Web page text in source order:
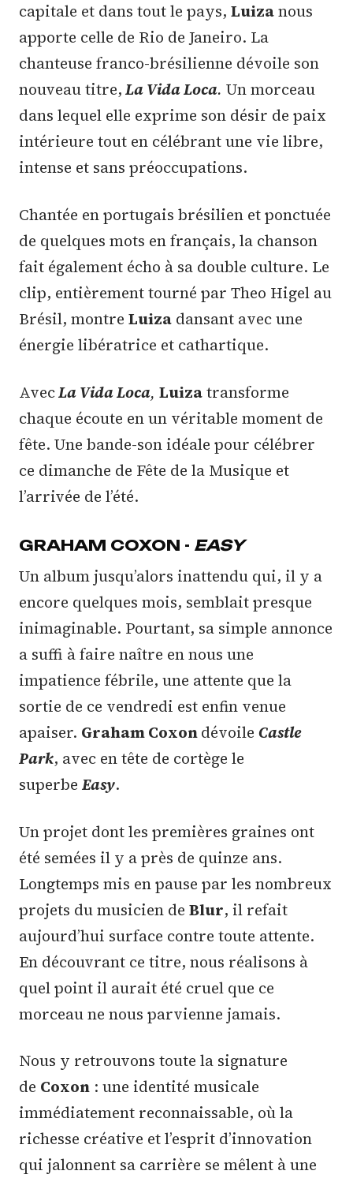
capitale et dans tout le pays, Luizanous
apporte celle de Rio de Janeiro. La
chanteuse franco-brésilienne dévoile son
nouveau titre,La Vida Loca. Un morceau
dans lequel elle exprime son désir de paix
intérieure tout en célébrant une vie libre,
intense et sans préoccupations.
Chantée en portugais brésilien et ponctuée
de quelques mots en français, la chanson
fait également écho à sa double culture. Le
clip, entièrement tourné par Theo Higel au
Brésil, montre Luiza dansant avec une
énergie libératrice et cathartique.
AvecLa Vida Loca, Luizatransforme
chaque écoute en un véritable moment de
fête. Une bande-son idéale pour célébrer
ce dimanche de Fête de la Musique et
l’arrivée de l’été.
GRAHAM COXON - EASY
Un album jusqu’alors inattendu qui, il y a
encore quelques mois, semblait presque
inimaginable. Pourtant, sa simple annonce
a suffi à faire naître en nous une
impatience fébrile, une attente que la
sortie de ce vendredi est enfin venue
apaiser. Graham Coxondévoile Castle
Park, avec en tête de cortège le
superbe Easy.
Un projet dont les premières graines ont
été semées il y a près de quinze ans.
Longtemps mis en pause par les nombreux
projets du musicien de Blur, il refait
aujourd’hui surface contre toute attente.
En découvrant ce titre, nous réalisons à
quel point il aurait été cruel que ce
morceau ne nous parvienne jamais.
Nous y retrouvons toute la signature
de Coxon : une identité musicale
immédiatement reconnaissable, où la
richesse créative et l’esprit d’innovation
qui jalonnent sa carrière se mêlent à une